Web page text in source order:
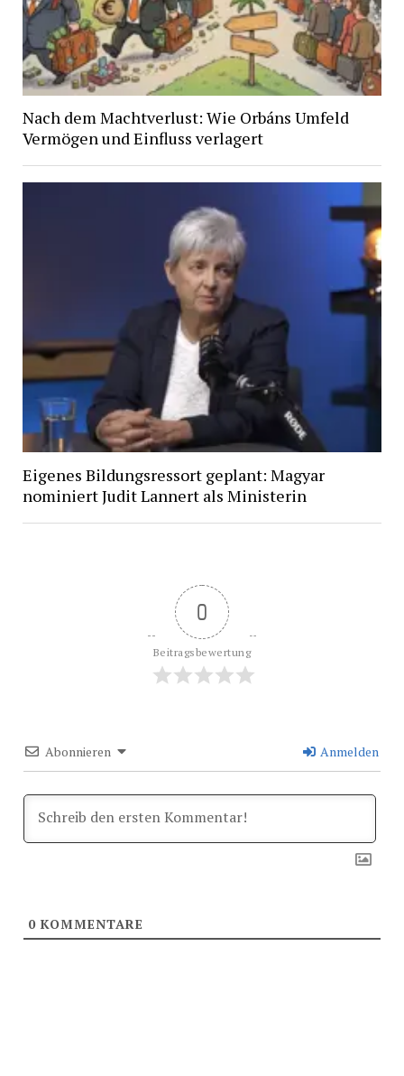
Nach dem Machtverlust: Wie Orbáns Umfeld
Vermögen und Einfluss verlagert
Eigenes Bildungsressort geplant: Magyar
nominiert Judit Lannert als Ministerin
0
Beitragsbewertung
Abonnieren Anmelden
0KOMMENTARE